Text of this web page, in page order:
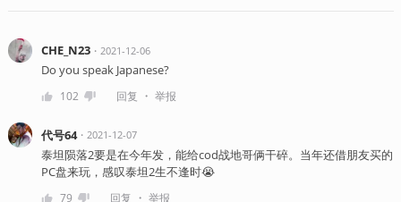
CHE_N23・ 2021-12-06
Do you speak Japanese?
102 回复 ・ 举报
代号64・ 2021-12-07
泰坦陨落2要是在今年发，能给cod战地哥俩干碎。当年还借朋友买的
PC盘来玩，感叹泰坦2生不逢时😭
79 回复 ・ 举报